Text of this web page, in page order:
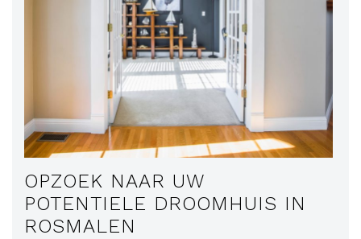
OPZOEK NAAR UW
POTENTIELE DROOMHUIS IN
ROSMALEN